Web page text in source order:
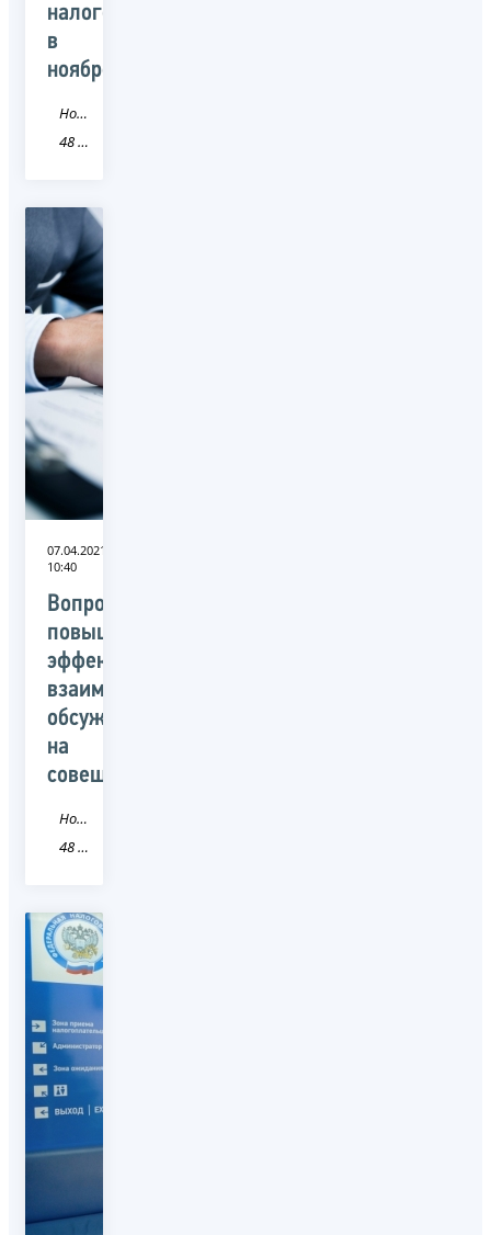
налогоплательщиков
в
ноябре
Новость
48 Липецкая область
07.04.2021
10:40
Вопросы
повышения
эффективности
взаимодействия
обсуждались
на
совещании
Новость
48 Липецкая область